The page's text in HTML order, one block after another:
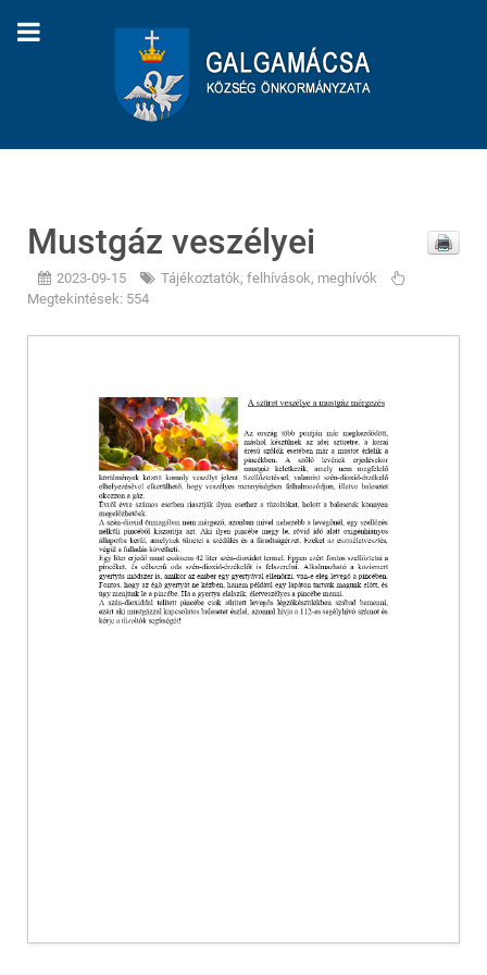
Mustgáz veszélyei
2023-09-15
Tájékoztatók, felhívások, meghívók
Megtekintések: 554